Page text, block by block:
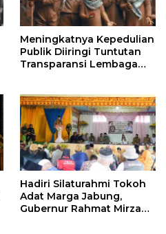
Meningkatnya Kepedulian
Publik Diiringi Tuntutan
Transparansi Lembaga
Hadiri Silaturahmi Tokoh
Adat Marga Jabung,
Gubernur Rahmat Mirzani